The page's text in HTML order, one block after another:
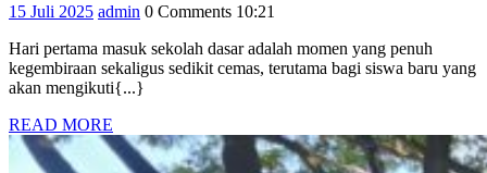
BANDA
15 Juli 202515
2025
admin admin
0 Comments 10:21
Hari pertama masuk sekolah dasar adalah momen yang penuh
kegembiraan sekaligus sedikit cemas, terutama bagi siswa baru yang
akan mengikuti{...}
READ MORE
MORE